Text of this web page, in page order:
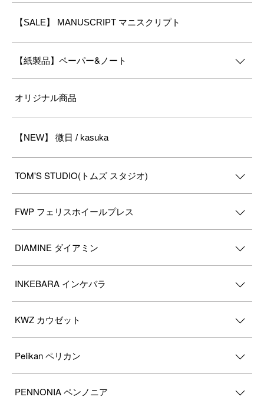
【SALE】 MANUSCRIPT マニスクリプト
【紙製品】ペーパー&ノート
オリジナル商品
【NEW】 微日 / kasuka
TOM'S STUDIO(トムズ スタジオ)
FWP フェリスホイールプレス
DIAMINE ダイアミン
INKEBARA インケバラ
KWZ カウゼット
Pelikan ペリカン
PENNONIA ペンノニア